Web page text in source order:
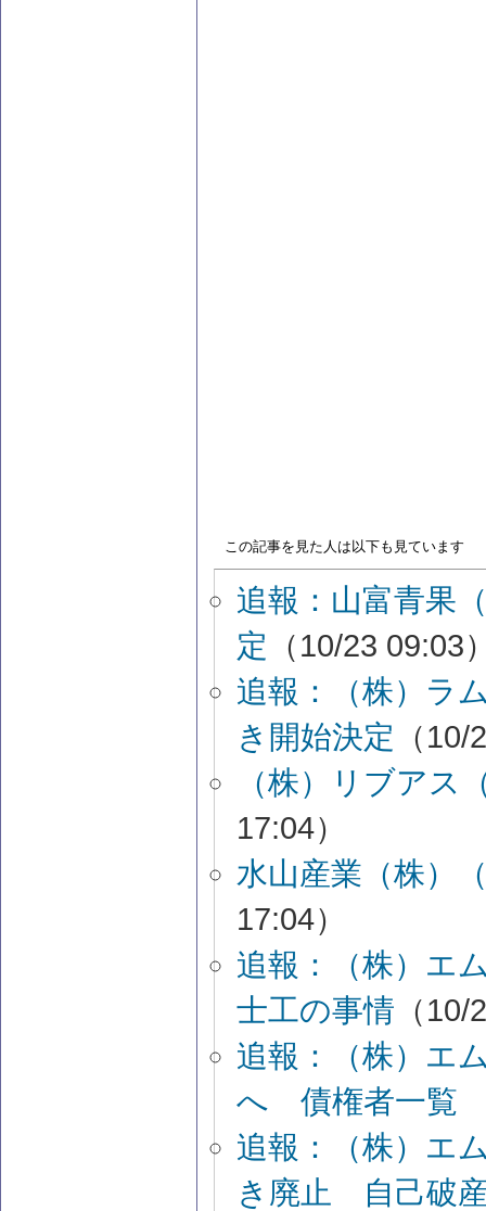
この記事を見た人は以下も見ています
追報：山富青果
定 （10/23 09:03
追報：（株）ラ
き開始決定 （
（株）リブアス
17:04）
水山産業（株）
17:04）
追報：（株）エ
士工の事情 （
追報：（株）エ
へ 債権者一覧
追報：（株）エ
き廃止 自己破